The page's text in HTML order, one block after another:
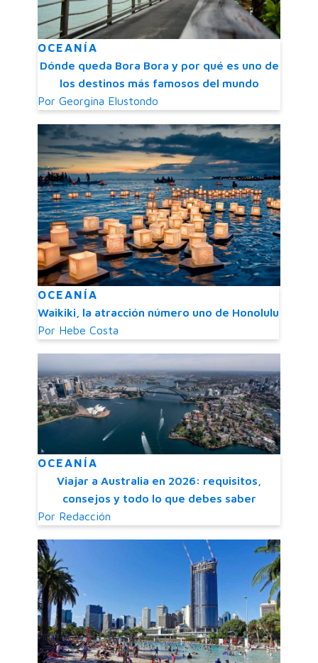
OCEANÍA
Dónde queda Bora Bora y por qué es uno de
los destinos más famosos del mundo
Por Georgina Elustondo
OCEANÍA
Waikiki, la atracción número uno de Honolulu
Por Hebe Costa
OCEANÍA
Viajar a Australia en 2026: requisitos,
consejos y todo lo que debes saber
Por Redacción